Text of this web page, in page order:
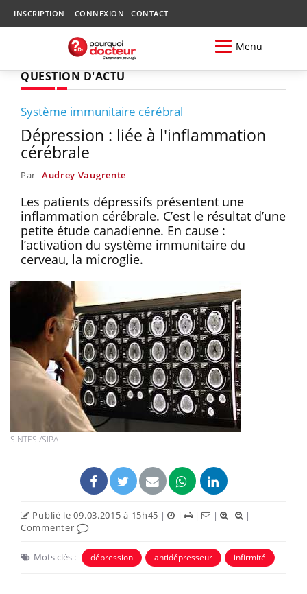
INSCRIPTION CONNEXION CONTACT
Menu
QUESTION D'ACTU
Système immunitaire cérébral
Dépression : liée à l'inflammation
cérébrale
Par Audrey Vaugrente
Les patients dépressifs présentent une
inflammation cérébrale. C’est le résultat d’une
petite étude canadienne. En cause :
l’activation du système immunitaire du
cerveau, la microglie.
SINTESI/SIPA
Publié le 09.03.2015 à 15h45 | | | |
|
Commenter
Mots clés : dépression antidépresseur infirmité